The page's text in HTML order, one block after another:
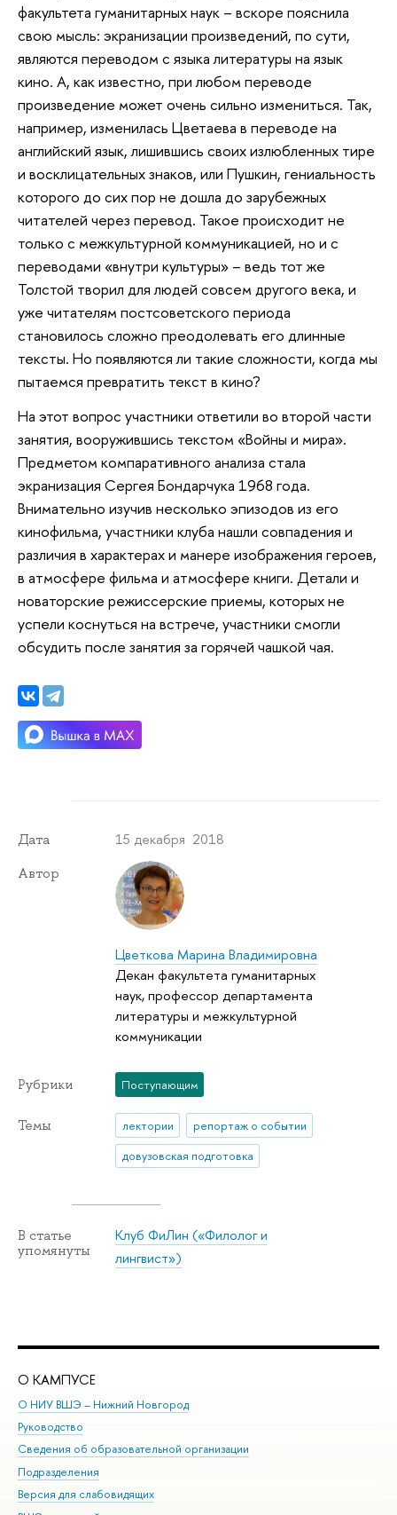
факультета гуманитарных наук – вскоре пояснила
свою мысль: экранизации произведений, по сути,
являются переводом с языка литературы на язык
кино. А, как известно, при любом переводе
произведение может очень сильно измениться. Так,
например, изменилась Цветаева в переводе на
английский язык, лишившись своих излюбленных тире
и восклицательных знаков, или Пушкин, гениальность
которого до сих пор не дошла до зарубежных
читателей через перевод. Такое происходит не
только с межкультурной коммуникацией, но и с
переводами «внутри культуры» – ведь тот же
Толстой творил для людей совсем другого века, и
уже читателям постсоветского периода
становилось сложно преодолевать его длинные
тексты. Но появляются ли такие сложности, когда мы
пытаемся превратить текст в кино?
На этот вопрос участники ответили во второй части
занятия, вооружившись текстом «Войны и мира».
Предметом компаративного анализа стала
экранизация Сергея Бондарчука 1968 года.
Внимательно изучив несколько эпизодов из его
кинофильма, участники клуба нашли совпадения и
различия в характерах и манере изображения героев,
в атмосфере фильма и атмосфере книги. Детали и
новаторские режиссерские приемы, которых не
успели коснуться на встрече, участники смогли
обсудить после занятия за горячей чашкой чая.
Дата 15 декабря 2018
Автор
Цветкова Марина Владимировна
Декан факультета гуманитарных
наук, профессор департамента
литературы и межкультурной
коммуникации
Рубрики Поступающим
Темы лектории
репортаж о событии
довузовская подготовка
В статье
упомянуты
Клуб ФиЛин («Филолог и
лингвист»)
О КАМПУСЕ
О НИУ ВШЭ – Нижний Новгород
Руководство
Сведения об образовательной организации
Подразделения
Версия для слабовидящих